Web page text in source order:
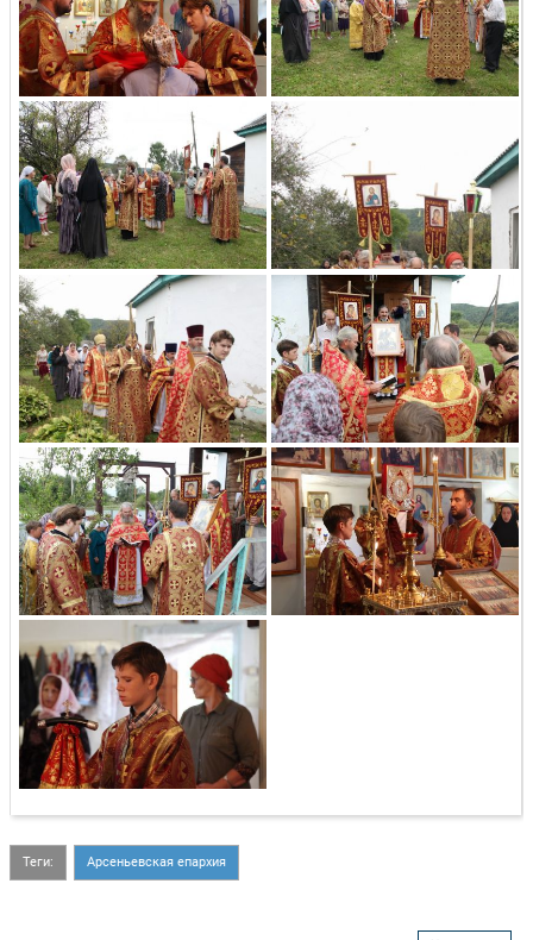
Теги: Арсеньевская епархия